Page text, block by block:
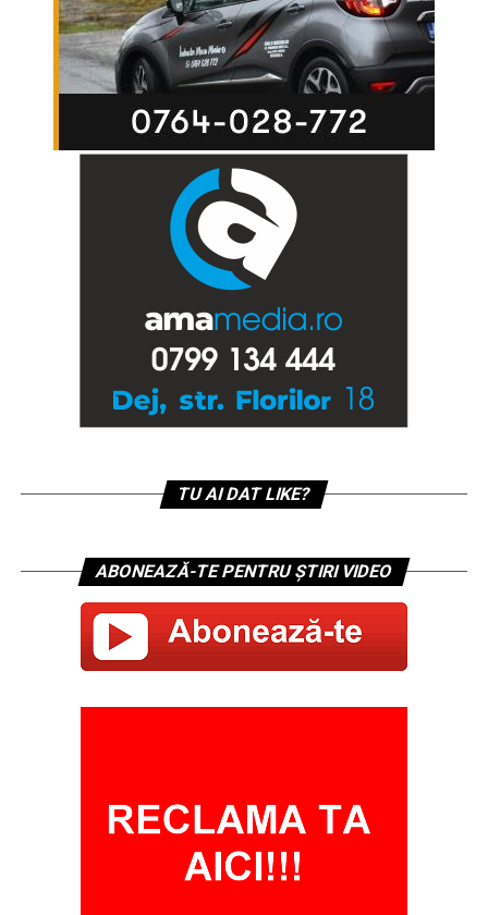
TU AI DAT LIKE?
ABONEAZĂ-TE PENTRU ȘTIRI VIDEO